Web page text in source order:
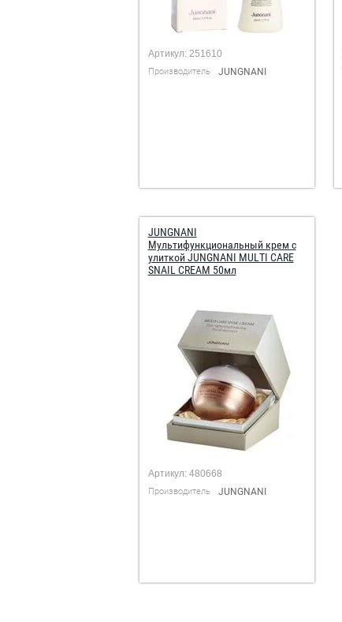
Артикул:251610
Производитель JUNGNANI
JUNGNANI
Мультифункциональный крем с
улиткой JUNGNANI MULTI CARE
SNAIL CREAM 50мл
Артикул:480668
Производитель JUNGNANI